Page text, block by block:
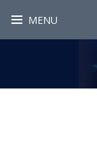
MENU